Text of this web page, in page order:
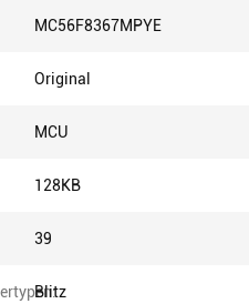
MC56F8367MPYE
Original
MCU
128KB
39
Blitz